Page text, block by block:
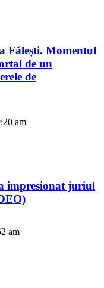
Fălești. Momentul
de un
de
am
impresionat juriul
am